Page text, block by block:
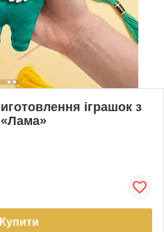
іграшок з
Купити